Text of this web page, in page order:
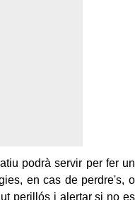
podrà servir per fer un
en cas de perdre's, o
perillós i alertar si no es